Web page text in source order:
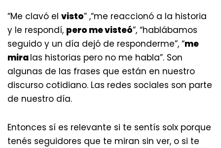
“Me clavó el visto” ,“me reaccionó a la historia
y le respondí, pero me visteó”, “hablábamos
seguido y un día dejó de responderme”, “me
miralas historias pero no me habla”. Son
algunas de las frases que están en nuestro
discurso cotidiano. Las redes sociales son parte
de nuestro día.
Entonces sí es relevante si te sentís solx porque
tenés seguidores que te miran sin ver, o si te